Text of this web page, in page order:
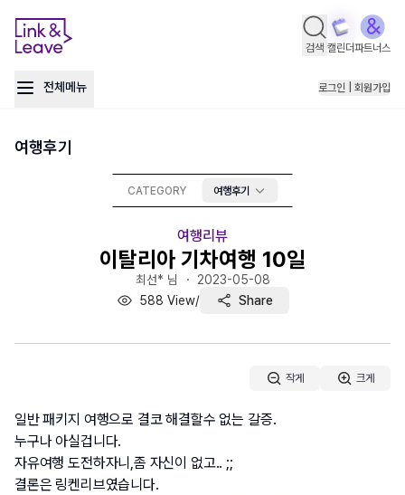
검색 캘린더파트너스
전체메뉴 로그인 | 회원가입
여행후기
CATEGORY 여행후기
여행리뷰
이탈리아 기차여행 10일
최선* 님 ・ 2023-05-08
588 View/ Share
작게 크게
일반 패키지 여행으로 결코 해결할수 없는 갈증.
누구나 아실겁니다.
자유여행 도전하자니,좀 자신이 없고.. ;;
결론은 링켄리브였습니다.